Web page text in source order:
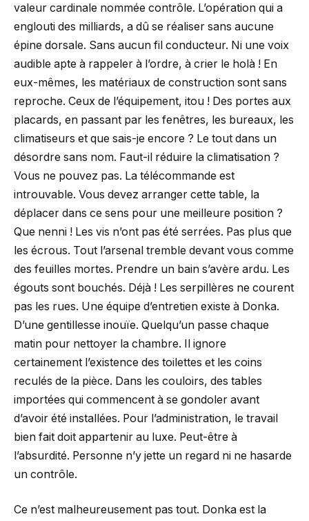
valeur cardinale nommée contrôle. L’opération qui a
englouti des milliards, a dû se réaliser sans aucune
épine dorsale. Sans aucun fil conducteur. Ni une voix
audible apte à rappeler à l’ordre, à crier le holà ! En
eux-mêmes, les matériaux de construction sont sans
reproche. Ceux de l’équipement, itou ! Des portes aux
placards, en passant par les fenêtres, les bureaux, les
climatiseurs et que sais-je encore ? Le tout dans un
désordre sans nom. Faut-il réduire la climatisation ?
Vous ne pouvez pas. La télécommande est
introuvable. Vous devez arranger cette table, la
déplacer dans ce sens pour une meilleure position ?
Que nenni ! Les vis n’ont pas été serrées. Pas plus que
les écrous. Tout l’arsenal tremble devant vous comme
des feuilles mortes. Prendre un bain s’avère ardu. Les
égouts sont bouchés. Déjà ! Les serpillères ne courent
pas les rues. Une équipe d’entretien existe à Donka.
D’une gentillesse inouïe. Quelqu’un passe chaque
matin pour nettoyer la chambre. Il ignore
certainement l’existence des toilettes et les coins
reculés de la pièce. Dans les couloirs, des tables
importées qui commencent à se gondoler avant
d’avoir été installées. Pour l’administration, le travail
bien fait doit appartenir au luxe. Peut-être à
l’absurdité. Personne n’y jette un regard ni ne hasarde
un contrôle.
Ce n’est malheureusement pas tout. Donka est la